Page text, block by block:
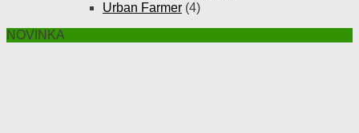
Urban Farmer (4)
NOVINKA